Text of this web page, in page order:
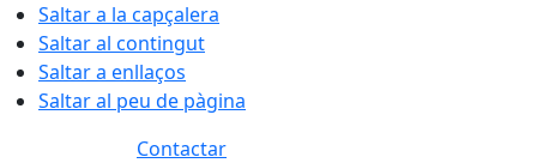
Saltar a la capçalera
Saltar al contingut
Saltar a enllaços
Saltar al peu de pàgina
Contactar